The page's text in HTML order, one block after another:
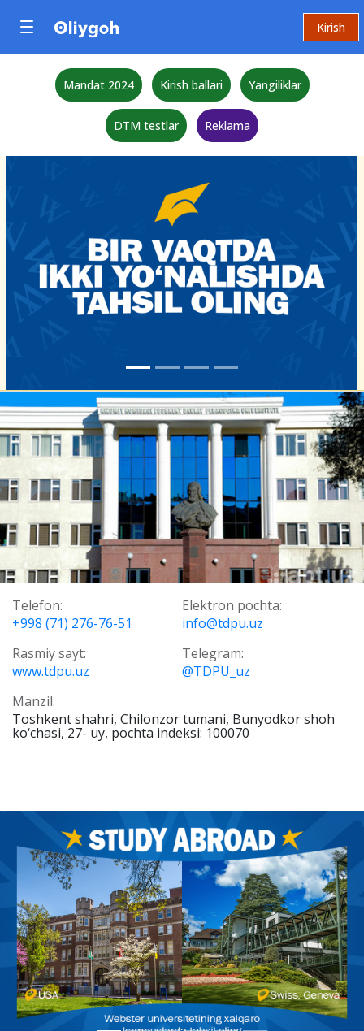
Kirish
Mandat 2024 Kirish ballari Yangiliklar
DTM testlar Reklama
Telefon:
+998 (71) 276-76-51
Elektron pochta:
info@tdpu.uz
Rasmiy sayt:
www.tdpu.uz
Telegram:
@TDPU_uz
Manzil:
Toshkent shahri, Chilonzor tumani, Bunyodkor shoh
ko‘chasi, 27- uy, pochta indeksi: 100070